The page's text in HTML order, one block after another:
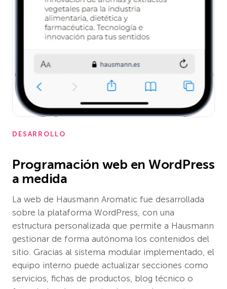
DESARROLLO
Programación web en WordPress
a medida
La web de Hausmann Aromatic fue desarrollada
sobre la plataforma WordPress, con una
estructura personalizada que permite a Hausmann
gestionar de forma autónoma los contenidos del
sitio. Gracias al sistema modular implementado, el
equipo interno puede actualizar secciones como
servicios, fichas de productos, blog técnico o